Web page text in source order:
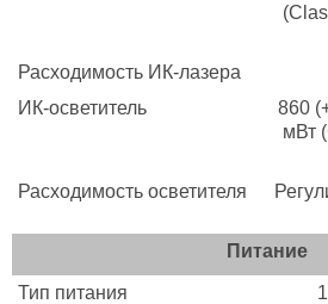
Расходимость ИК-лазера
ИК-осветитель
860
мВт
Расходимость осветителя
Питание
Тип питания